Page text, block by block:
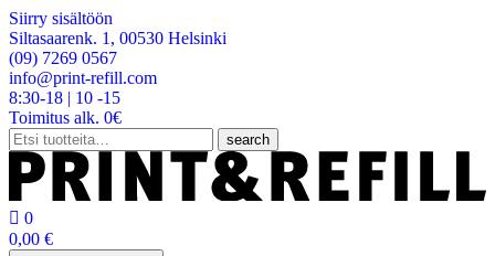
Siirry sisältöön
Siltasaarenk. 1, 00530 Helsinki
(09) 7269 0567
info@print-refill.com
8:30-18 | 10 -15
Toimitus alk. 0€
Etsi:
search
 0
0,00 €